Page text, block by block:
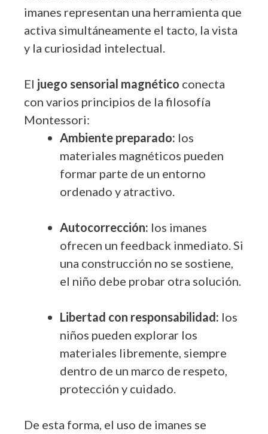
imanes representan una herramienta que
activa simultáneamente el tacto, la vista
y la curiosidad intelectual.
El juego sensorial magnético conecta
con varios principios de la filosofía
Montessori:
Ambiente preparado: los
materiales magnéticos pueden
formar parte de un entorno
ordenado y atractivo.
Autocorrección: los imanes
ofrecen un feedback inmediato. Si
una construcción no se sostiene,
el niño debe probar otra solución.
Libertad con responsabilidad: los
niños pueden explorar los
materiales libremente, siempre
dentro de un marco de respeto,
protección y cuidado.
De esta forma, el uso de imanes se